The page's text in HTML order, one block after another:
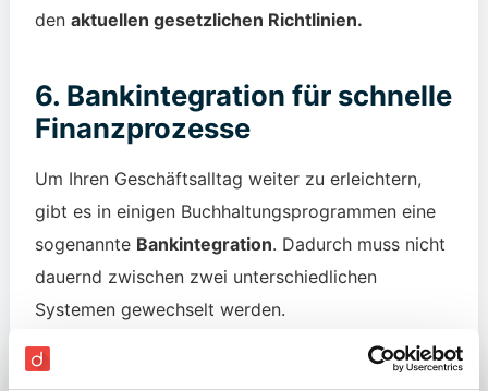
den aktuellen gesetzlichen Richtlinien.
6. Bankintegration für schnelle
Finanzprozesse
Um Ihren Geschäftsalltag weiter zu erleichtern,
gibt es in einigen Buchhaltungsprogrammen eine
sogenannte Bankintegration. Dadurch muss nicht
dauernd zwischen zwei unterschiedlichen
Systemen gewechselt werden.
Durch die Bankintegrationen können Sie direkt in
der Buchhaltungssoftware
die Bezahlung Ihrer